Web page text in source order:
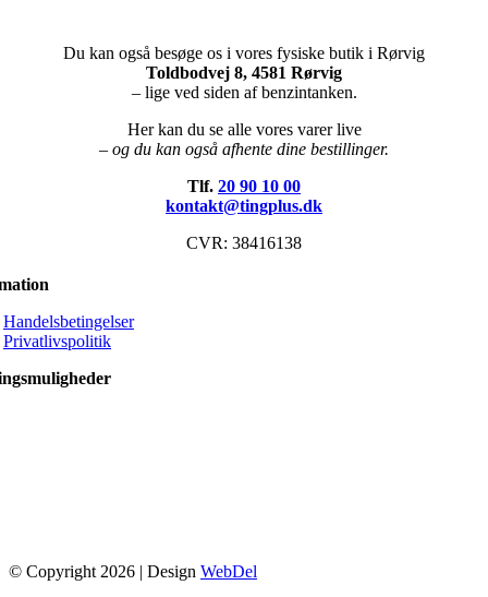
Du kan også besøge os i vores fysiske butik i Rørvig
Toldbodvej 8, 4581 Rørvig
– lige ved siden af benzintanken.
Her kan du se alle vores varer live
– og du kan også afhente dine bestillinger.
Tlf. 20 90 10 00
kontakt@tingplus.dk
CVR: 38416138
Handelsbetingelser
Privatlivspolitik
© Copyright 2026 | Design WebDel